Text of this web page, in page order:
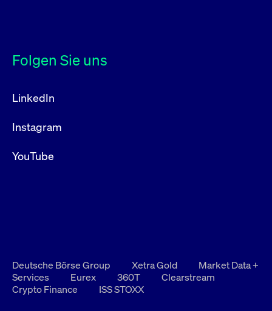
Folgen Sie uns
LinkedIn
Instagram
YouTube
Deutsche Börse Group Xetra Gold
Market Data +
Services
Eurex 360T
Clearstream
Crypto Finance
ISS STOXX